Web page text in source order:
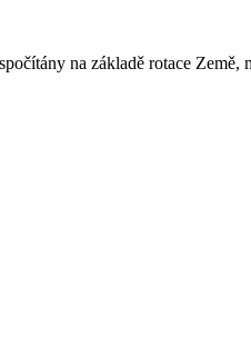
na základě rotace Země,